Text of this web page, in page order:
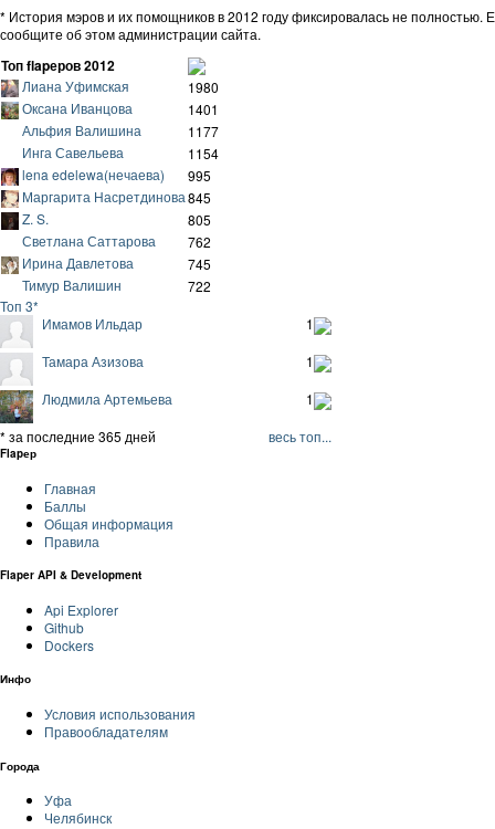
* История мэров и их помощников в 2012 году фиксировалась не полностью.
сообщите об этом администрации сайта.
Топ flapеров 2012
Лиана Уфимская
1980
Оксана Иванцова
1401
Альфия Валишина
1177
Инга Савельева
1154
lena edelewa(нечаева)
995
Маргарита Насретдинова845
Z. S.
805
Светлана Саттарова
762
Ирина Давлетова
745
Тимур Валишин
722
Топ 3*
Имамов Ильдар
1
Тамара Азизова
1
Людмила Артемьева
1
* за последние 365 дней
весь топ...
Flapер
Главная
Баллы
Общая информация
Правила
Flaper API & Development
Api Explorer
Github
Dockers
Инфо
Условия использования
Правообладателям
Города
Уфа
Челябинск